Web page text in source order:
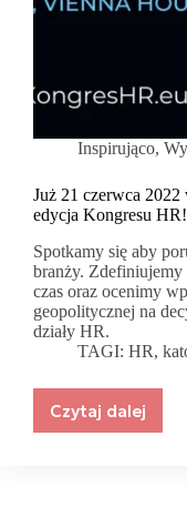
Inspirująco,
Już 21 czerwca
edycja Kongresu HR!
Spotkamy się aby
branży.
czas oraz ocenimy
geopolitycznej na
działy HR.
TAGI: HR,
Czytaj dalej
Już